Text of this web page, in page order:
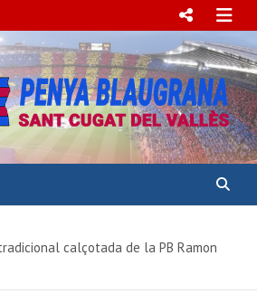
calçotada de la PB Ramon